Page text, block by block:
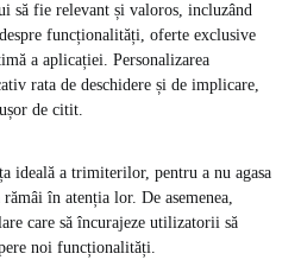
să fie relevant și valoros, incluzând
funcționalități, oferte exclusive
a aplicației. Personalizarea
rata de deschidere și de implicare,
de citit.
ideală a trimiterilor, pentru a nu agasa
în atenția lor. De asemenea,
care să încurajeze utilizatorii să
noi funcționalități.